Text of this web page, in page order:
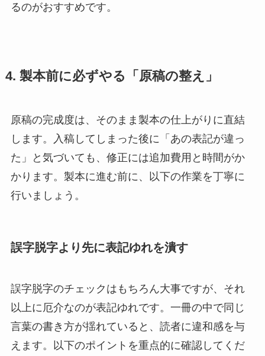
るのがおすすめです。
4. 製本前に必ずやる「原稿の整え」
原稿の完成度は、そのまま製本の仕上がりに直結
します。入稿してしまった後に「あの表記が違っ
た」と気づいても、修正には追加費用と時間がか
かります。製本に進む前に、以下の作業を丁寧に
行いましょう。
誤字脱字より先に表記ゆれを潰す
誤字脱字のチェックはもちろん大事ですが、それ
以上に厄介なのが表記ゆれです。一冊の中で同じ
言葉の書き方が揺れていると、読者に違和感を与
えます。以下のポイントを重点的に確認してくだ